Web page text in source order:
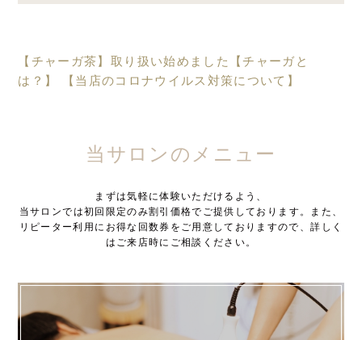
【チャーガ茶】取り扱い始めました【チャーガと
は？】
【当店のコロナウイルス対策について】
当サロンのメニュー
まずは気軽に体験いただけるよう、
当サロンでは初回限定のみ割引価格でご提供しております。また、
リピーター利用にお得な回数券をご用意しておりますので、詳しく
はご来店時にご相談ください。